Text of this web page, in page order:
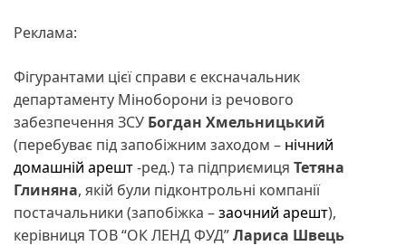
Реклама:
Фігурантами цієї справи є ексначальник
департаменту Міноборони із речового
забезпечення ЗСУ Богдан Хмельницький
(перебуває під запобіжним заходом – нічний
домашній арешт-ред.) та підприємиця Тетяна
Глиняна, якій були підконтрольні компанії
постачальники (запобіжка –заочний арешт),
керівниця ТОВ “ОК ЛЕНД ФУД”Лариса Швець